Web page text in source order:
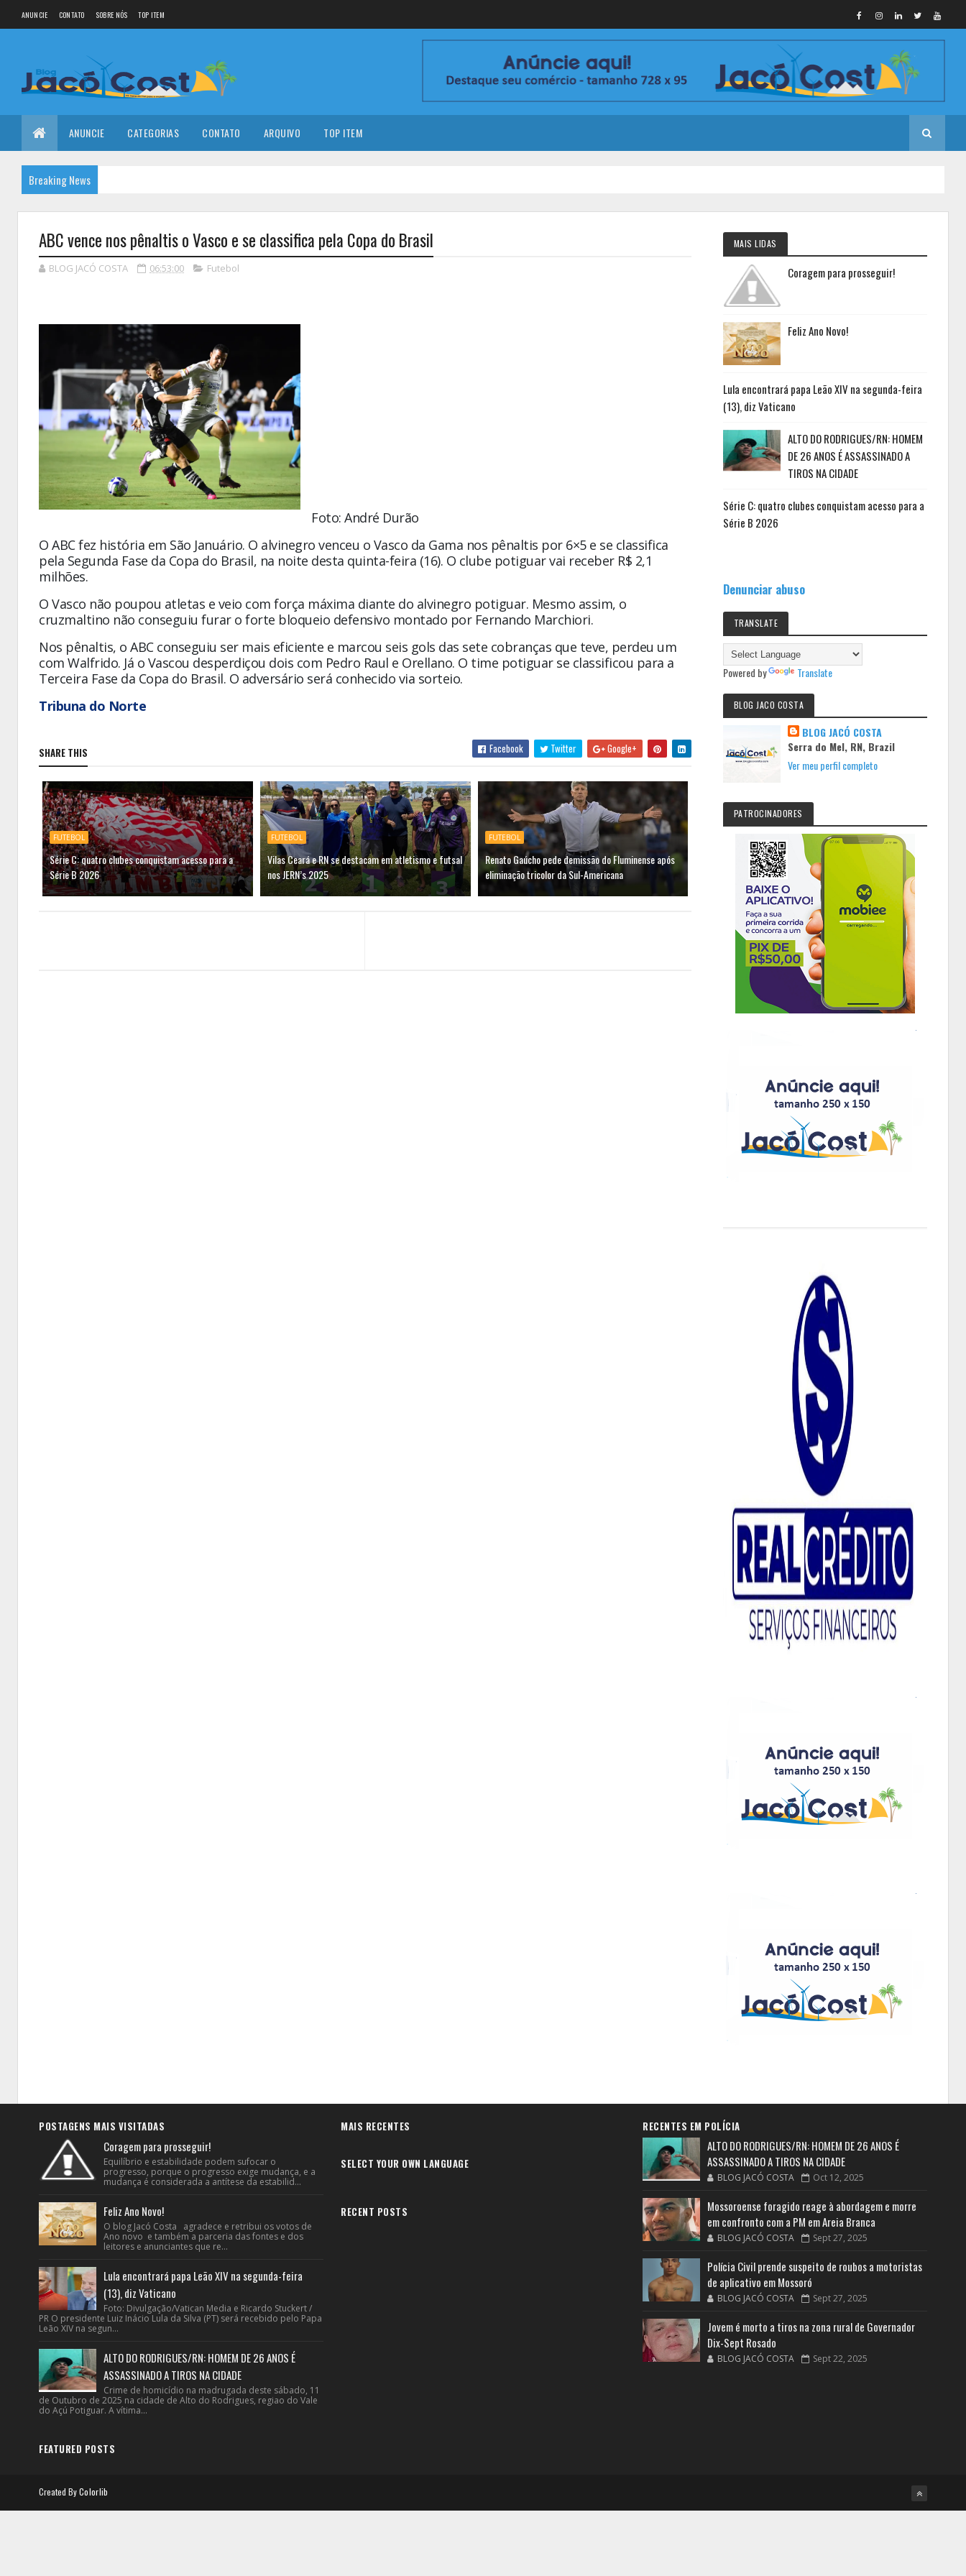
ANUNCIE CONTATO SOBRE NÓS TOP ITEM
ANUNCIE CATEGORIAS CONTATO ARQUIVO TOP ITEM
Breaking News
ABC vence nos pênaltis o Vasco e se classifica pela Copa do Brasil
BLOG JACÓ COSTA 06:53:00 Futebol
Foto: André Durão
O ABC fez história em São Januário. O alvinegro venceu o Vasco da Gama nos pênaltis por 6×5 e se classifica
pela Segunda Fase da Copa do Brasil, na noite desta quinta-feira (16). O clube potiguar vai receber R$ 2,1
milhões.
O Vasco não poupou atletas e veio com força máxima diante do alvinegro potiguar. Mesmo assim, o
cruzmaltino não conseguiu furar o forte bloqueio defensivo montado por Fernando Marchiori.
Nos pênaltis, o ABC conseguiu ser mais eficiente e marcou seis gols das sete cobranças que teve, perdeu um
com Walfrido. Já o Vascou desperdiçou dois com Pedro Raul e Orellano. O time potiguar se classificou para a
Terceira Fase da Copa do Brasil. O adversário será conhecido via sorteio.
Tribuna do Norte
SHARE THIS Facebook Twitter Google+
FUTEBOL
Série C: quatro clubes conquistam acesso para a
Série B 2026
FUTEBOL
Vilas Ceará e RN se destacam em atletismo e futsal
nos JERN’s 2025
FUTEBOL
Renato Gaúcho pede demissão do Fluminense após
eliminação tricolor da Sul-Americana
MAIS LIDAS
Coragem para prosseguir!
Feliz Ano Novo!
Lula encontrará papa Leão XIV na segunda-feira
(13), diz Vaticano
ALTO DO RODRIGUES/RN: HOMEM
DE 26 ANOS É ASSASSINADO A
TIROS NA CIDADE
Série C: quatro clubes conquistam acesso para a
Série B 2026
Denunciar abuso
TRANSLATE
Powered by Translate
BLOG JACO COSTA
BLOG JACÓ COSTA
Serra do Mel, RN, Brazil
Ver meu perfil completo
PATROCINADORES
POSTAGENS MAIS VISITADAS
Coragem para prosseguir!
Equilíbrio e estabilidade podem sufocar o
progresso, porque o progresso exige mudança, e a
mudança é considerada a antítese da estabilid...
Feliz Ano Novo!
O blog Jacó Costa agradece e retribui os votos de
Ano novo e também a parceria das fontes e dos
leitores e anunciantes que re...
Lula encontrará papa Leão XIV na segunda-feira
(13), diz Vaticano
Foto: Divulgação/Vatican Media e Ricardo Stuckert /
PR O presidente Luiz Inácio Lula da Silva (PT) será recebido pelo Papa
Leão XIV na segun...
ALTO DO RODRIGUES/RN: HOMEM DE 26 ANOS É
ASSASSINADO A TIROS NA CIDADE
Crime de homicídio na madrugada deste sábado, 11
de Outubro de 2025 na cidade de Alto do Rodrigues, regiao do Vale
do Açú Potiguar. A vítima...
FEATURED POSTS
MAIS RECENTES
SELECT YOUR OWN LANGUAGE
RECENT POSTS
RECENTES EM POLÍCIA
ALTO DO RODRIGUES/RN: HOMEM DE 26 ANOS É
ASSASSINADO A TIROS NA CIDADE
BLOG JACÓ COSTA Oct 12, 2025
Mossoroense foragido reage à abordagem e morre
em confronto com a PM em Areia Branca
BLOG JACÓ COSTA Sept 27, 2025
Polícia Civil prende suspeito de roubos a motoristas
de aplicativo em Mossoró
BLOG JACÓ COSTA Sept 27, 2025
Jovem é morto a tiros na zona rural de Governador
Dix-Sept Rosado
BLOG JACÓ COSTA Sept 22, 2025
Created ByColorlib